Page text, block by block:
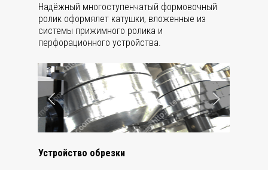
Надёжный многоступенчатый формовочный
ролик оформялет катушки, вложенные из
системы прижимного ролика и
перфорационного устройства.
Устройство обрезки